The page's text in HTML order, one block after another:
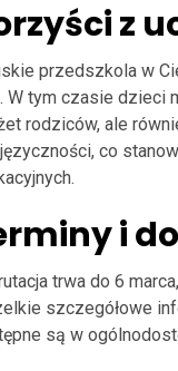
z
przedszkola w
W tym czasie dzieci
rodziców, ale
co
i
trwa do 6
szczegółowe
są w